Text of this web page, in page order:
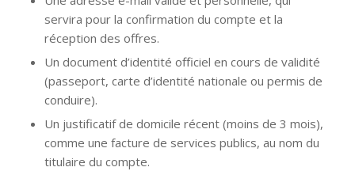
servira pour la confirmation du compte et la
réception des offres.
Un document d’identité officiel en cours de validité
(passeport, carte d’identité nationale ou permis de
conduire).
Un justificatif de domicile récent (moins de 3 mois),
comme une facture de services publics, au nom du
titulaire du compte.